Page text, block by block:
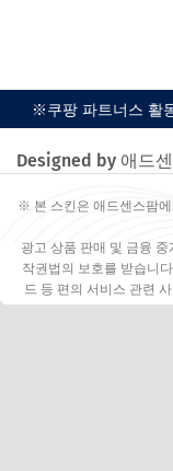
※쿠팡 파트너스 활
Designed by 애드
※ 본 스킨은 애드센스팜에
광고 상품 판매 및 금융
작권법의 보호를 받습니
드 등 편의 서비스 관련